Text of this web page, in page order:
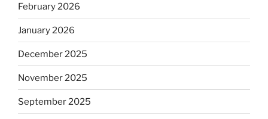
February 2026
January 2026
December 2025
November 2025
September 2025